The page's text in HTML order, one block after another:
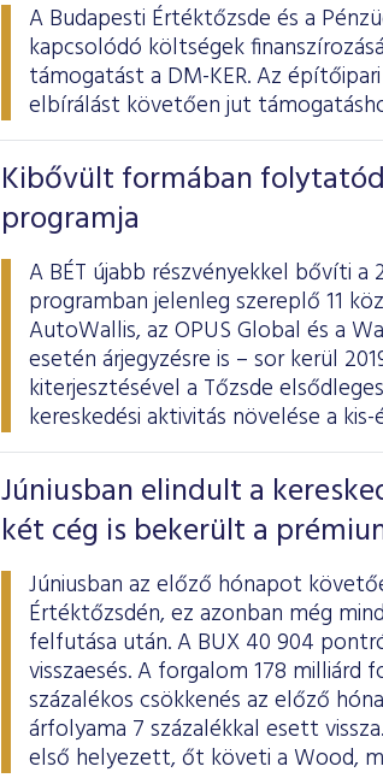
A Budapesti Értéktőzsde és a
kapcsolódó költségek
támogatást a DM-KER. Az
elbírálást követően jut
Kibővült formában
programja
A BÉT újabb részvényekkel bővíti
programban jelenleg szereplő 11
AutoWallis, az OPUS Global és a
esetén árjegyzésre is – sor kerül
kiterjesztésével a Tőzsde
kereskedési aktivitás növelése a
Júniusban elindult a
két cég is bekerült a
Júniusban az előző hónapot
Értéktőzsdén, ez azonban még
felfutása után. A BUX 40 904
visszaesés. A forgalom 178
százalékos csökkenés az előző
árfolyama 7 százalékkal esett
első helyezett, őt követi a Wood,